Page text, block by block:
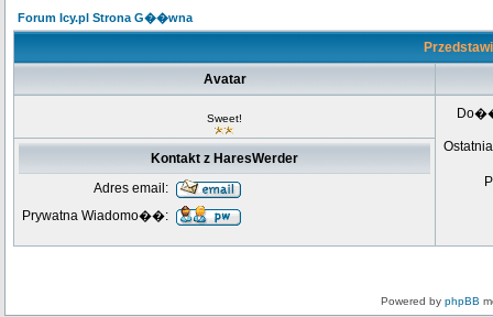
Forum Icy.pl Strona G��wna
Avatar
Sweet!
Kontakt z HaresWerder
Adres email:
Prywatna Wiadomo��:
Powered by phpBB